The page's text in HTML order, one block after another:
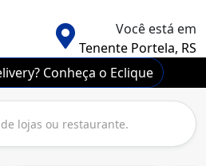
Você está em
Tenente Portela, RS
Conheça o Eclique